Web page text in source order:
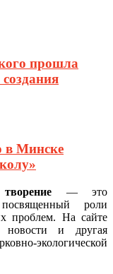
прошла
в Минске
— это
роли
проблем. На сайте
новости и другая
экологической